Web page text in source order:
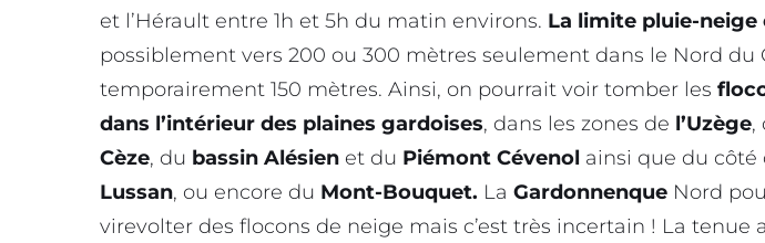
et l’Hérault entre 1h et 5h du matin environs. La limite pluie-neige
possiblement vers 200 ou 300 mètres seulement dans le Nord du
temporairement 150 mètres. Ainsi, on pourrait voir tomber les
dans l’intérieur des plaines gardoises, dans les zones de l’Uzège,
Cèze, du bassin Alésien et du Piémont Cévenol ainsi que du côté
Lussan, ou encore du Mont-Bouquet. La Gardonnenque Nord
virevolter des flocons de neige mais c’est très incertain ! La tenue